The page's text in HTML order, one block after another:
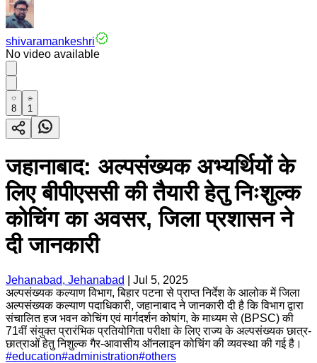
shivaramankeshri
No video available
8 1
जहानाबाद: अल्पसंख्यक अभ्यर्थियों के
लिए बीपीएससी की तैयारी हेतु निःशुल्क
कोचिंग का अवसर, जिला प्रशासन ने
दी जानकारी
Jehanabad, Jehanabad
Jul 5, 2025
अल्पसंख्यक कल्याण विभाग, बिहार पटना से प्राप्त निर्देश के आलोक में जिला
अल्पसंख्यक कल्याण पदाधिकारी, जहानाबाद ने जानकारी दी है कि विभाग द्वारा
संचालित हज भवन कोचिंग एवं मार्गदर्शन कोषांग, के माध्यम से (BPSC) की
71वीं संयुक्त प्रारंभिक प्रतियोगिता परीक्षा के लिए राज्य के अल्पसंख्यक छात्र-
छात्राओं हेतु निशुल्क गैर-आवासीय ऑनलाइन कोचिंग की व्यवस्था की गई है।
#education#administration#others